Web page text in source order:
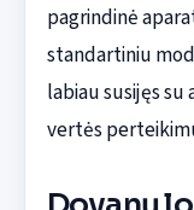
pagrindinė
standartiniu
labiau susijęs
vertės